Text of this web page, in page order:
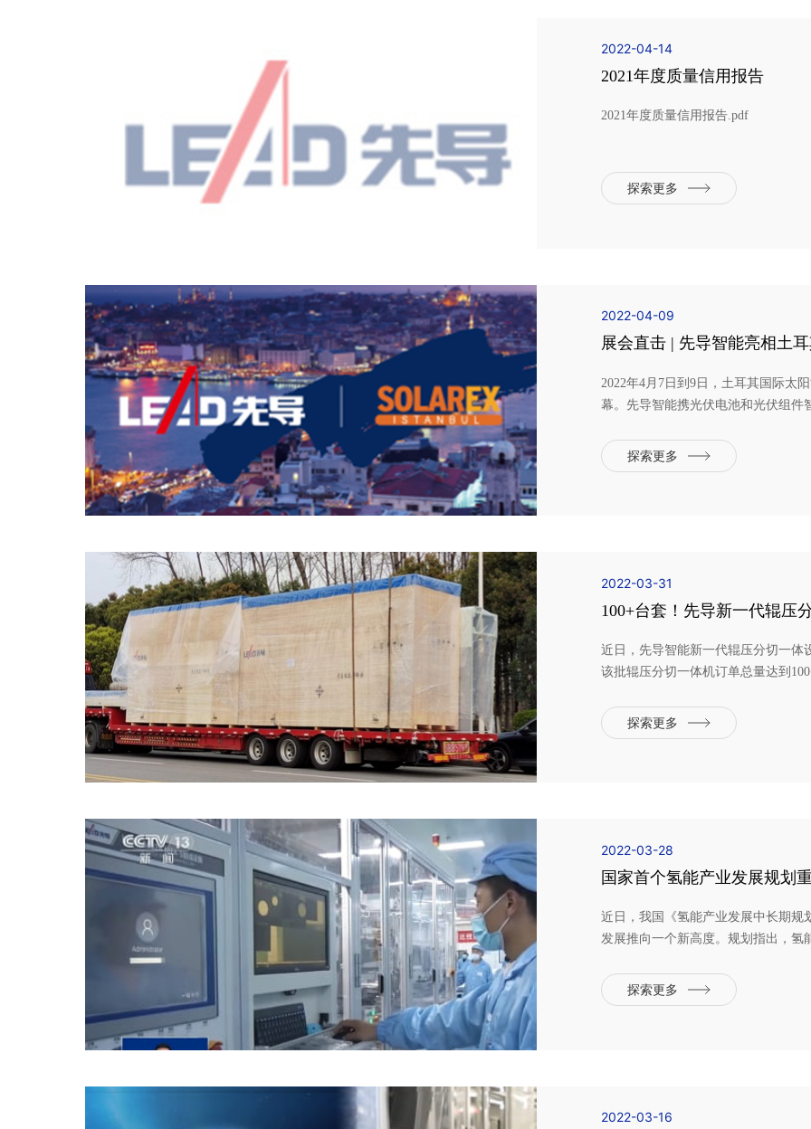
2022-04-14
2021年度质量信用报告
2021年度质量信用报告.pdf
探索更多
2022-04-09
展会直击 | 先导智能亮相土
2022年4月7日到9日，土耳其国际太
幕。先导智能携光伏电池和光伏组件
项目开发，产业发展前景广阔，此次
地区最大的太阳...
探索更多
2022-03-31
100+台套！先导新一代辊压
近日，先导智能新一代辊压分切一体
该批辊压分切一体机订单总量达到
极片制造过程的核心工序，对于锂电
键，由于...
探索更多
2022-03-28
国家首个氢能产业发展规划
近日，我国《氢能产业发展中长期规
发展推向一个新高度。规划指出，氢
能、工业等领域的多元氢能应用生态
播出《首个氢...
探索更多
2022-03-16